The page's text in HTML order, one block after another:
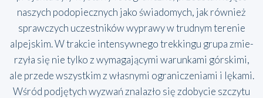
naszych pod­opiecz­nych jako świa­do­mych, jak rów­nież
spraw­czych uczest­ni­ków wypra­wy w trud­nym tere­nie
alpej­skim. W trak­cie inten­syw­ne­go trek­kin­gu gru­pa zmie­
rzy­ła się nie tyl­ko z wyma­ga­ją­cy­mi warun­ka­mi gór­ski­mi,
ale przede wszyst­kim z wła­sny­mi ogra­ni­cze­nia­mi i lęka­mi.
Wśród pod­ję­tych wyzwań zna­la­zło się zdo­by­cie szczy­tu